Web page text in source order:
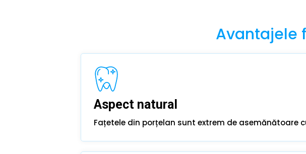
Avantajele
Aspect natural
Fațetele din porțelan sunt extrem de asemănătoare